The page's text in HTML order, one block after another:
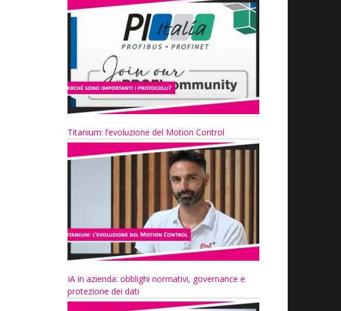
Titanium: l’evoluzione del Motion Control
IA in azienda: obblighi normativi, governance e
protezione dei dati